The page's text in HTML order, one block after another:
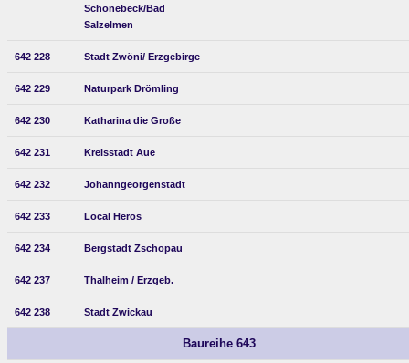
Schönebeck/Bad
Salzelmen
642 228 Stadt Zwöni/ Erzgebirge
642 229 Naturpark Drömling
642 230 Katharina die Große
642 231 Kreisstadt Aue
642 232 Johanngeorgenstadt
642 233 Local Heros
642 234 Bergstadt Zschopau
642 237 Thalheim / Erzgeb.
642 238 Stadt Zwickau
Baureihe 643